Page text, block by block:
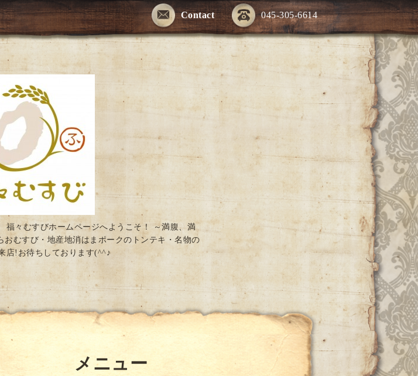
045-305-6614
Contact
々むすびホームページへようこそ！ ～満腹、満
むすび・地産地消はまポークのトンテキ・名物の
店!お待ちしております(^^♪
メニュー